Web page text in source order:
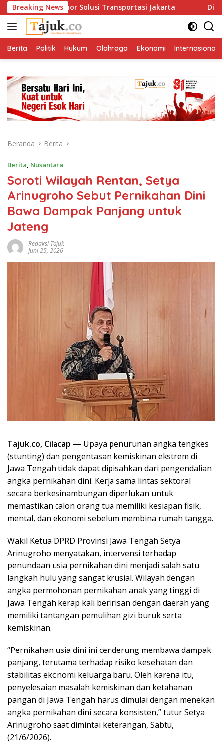
Langsung
ke
konten
Breaking News
Nomor Solusi Transportasi Jakarta Di Antara
Berita Politik Hukum Olahraga Ekonomi Internasional
Beranda Berita
Berita, Nusantara
Soroti Wilayah Rentan, Setya
Arinugroho Sebut Pernikahan Dini
Bawa Dampak Panjang untuk
Jateng
Redaksi Tajuk
Juni 25, 2026
Tajuk.co, Cilacap — Upaya penurunan angka tengkes
(stunting) dan pengentasan kemiskinan ekstrem di
Jawa Tengah tidak dapat dipisahkan dari pengendalian
angka pernikahan dini. Kerja sama lintas sektoral
secara berkesinambungan diperlukan untuk
memastikan calon orang tua memiliki kesiapan fisik,
mental, dan ekonomi sebelum membina rumah tangga.
Wakil Ketua DPRD Provinsi Jawa Tengah Setya
Arinugroho menyatakan, intervensi terhadap
penundaan usia pernikahan dini menjadi salah satu
langkah hulu yang sangat krusial. Wilayah dengan
angka permohonan pernikahan anak yang tinggi di
Jawa Tengah kerap kali beririsan dengan daerah yang
memiliki tantangan pemulihan gizi buruk serta
kemiskinan.
“Pernikahan usia dini ini cenderung membawa dampak
panjang, terutama terhadap risiko kesehatan dan
stabilitas ekonomi keluarga baru. Oleh karena itu,
penyelesaian masalah kemiskinan dan ketahanan
pangan di Jawa Tengah harus dimulai dengan menekan
angka pernikahan dini secara konsisten,” tutur Setya
Arinugroho saat dimintai keterangan, Sabtu,
(21/6/2026).